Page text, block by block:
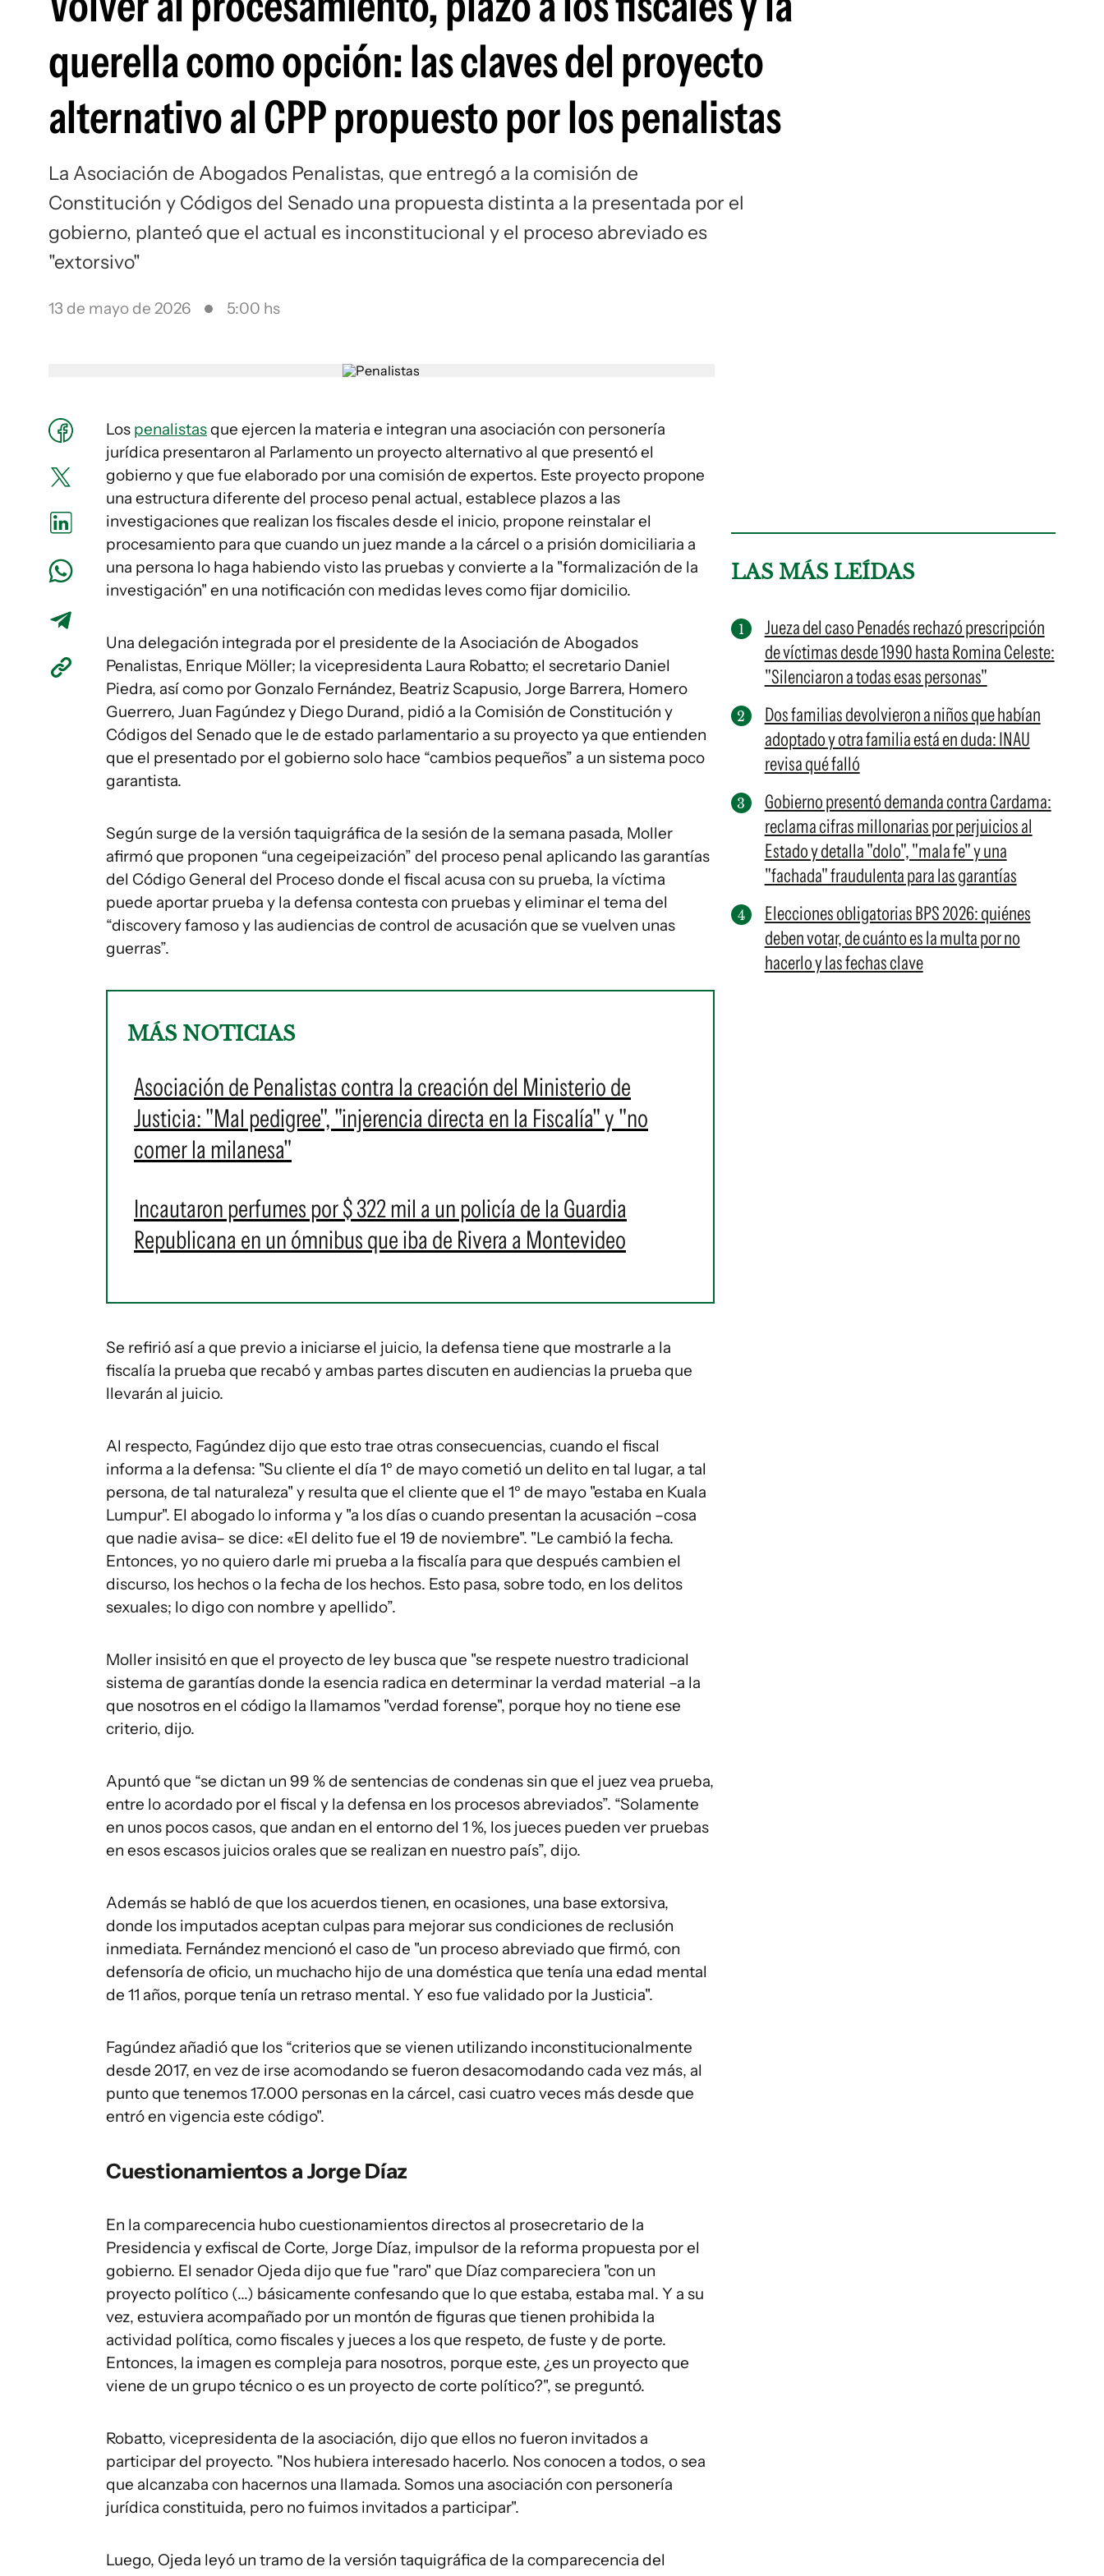
querella como opción: las claves del proyecto
alternativo al CPP propuesto por los penalistas
La Asociación de Abogados Penalistas, que entregó a la comisión de
Constitución y Códigos del Senado una propuesta distinta a la presentada por el
gobierno, planteó que el actual es inconstitucional y el proceso abreviado es
"extorsivo"
13 de mayo de 2026 5:00 hs
Los penalistasque ejercen la materia e integran una asociación con personería
jurídica presentaron al Parlamento un proyecto alternativo al que presentó el
gobierno y que fue elaborado por una comisión de expertos. Este proyecto propone
una estructura diferente del proceso penal actual, establece plazos a las
investigaciones que realizan los fiscales desde el inicio, propone reinstalar el
procesamiento para que cuando un juez mande a la cárcel o a prisión domiciliaria a
una persona lo haga habiendo visto las pruebas y convierte a la "formalización de la
investigación" en una notificación con medidas leves como fijar domicilio.
Una delegación integrada por el presidente de la Asociación de Abogados
Penalistas, Enrique Möller; la vicepresidenta Laura Robatto; el secretario Daniel
Piedra, así como por Gonzalo Fernández, Beatriz Scapusio, Jorge Barrera, Homero
Guerrero, Juan Fagúndez y Diego Durand, pidió a la Comisión de Constitución y
Códigos del Senado que le de estado parlamentario a su proyecto ya que entienden
que el presentado por el gobierno solo hace “cambios pequeños” a un sistema poco
garantista.
Según surge de la versión taquigráfica de la sesión de la semana pasada, Moller
afirmó que proponen “una cegeipeización” del proceso penal aplicando las garantías
del Código General del Proceso donde el fiscal acusa con su prueba, la víctima
puede aportar prueba y la defensa contesta con pruebas y eliminar el tema del
“discovery famoso y las audiencias de control de acusación que se vuelven unas
guerras”.
MÁS NOTICIAS
Asociación de Penalistas contra la creación del Ministerio de
Justicia: "Mal pedigree", "injerencia directa en la Fiscalía" y "no
comer la milanesa"
Incautaron perfumes por $ 322 mil a un policía de la Guardia
Republicana en un ómnibus que iba de Rivera a Montevideo
Se refirió así a que previo a iniciarse el juicio, la defensa tiene que mostrarle a la
fiscalía la prueba que recabó y ambas partes discuten en audiencias la prueba que
llevarán al juicio.
Al respecto, Fagúndez dijo que esto trae otras consecuencias, cuando el fiscal
informa a la defensa: "Su cliente el día 1º de mayo cometió un delito en tal lugar, a tal
persona, de tal naturaleza" y resulta que el cliente que el 1º de mayo "estaba en Kuala
Lumpur". El abogado lo informa y "a los días o cuando presentan la acusación –cosa
que nadie avisa– se dice: «El delito fue el 19 de noviembre". "Le cambió la fecha.
Entonces, yo no quiero darle mi prueba a la fiscalía para que después cambien el
discurso, los hechos o la fecha de los hechos. Esto pasa, sobre todo, en los delitos
sexuales; lo digo con nombre y apellido”.
Moller insisitó en que el proyecto de ley busca que "se respete nuestro tradicional
sistema de garantías donde la esencia radica en determinar la verdad material –a la
que nosotros en el código la llamamos "verdad forense", porque hoy no tiene ese
criterio, dijo.
Apuntó que “se dictan un 99 % de sentencias de condenas sin que el juez vea prueba,
entre lo acordado por el fiscal y la defensa en los procesos abreviados”. “Solamente
en unos pocos casos, que andan en el entorno del 1 %, los jueces pueden ver pruebas
en esos escasos juicios orales que se realizan en nuestro país”, dijo.
Además se habló de que los acuerdos tienen, en ocasiones, una base extorsiva,
donde los imputados aceptan culpas para mejorar sus condiciones de reclusión
inmediata. Fernández mencionó el caso de "un proceso abreviado que firmó, con
defensoría de oficio, un muchacho hijo de una doméstica que tenía una edad mental
de 11 años, porque tenía un retraso mental. Y eso fue validado por la Justicia".
Fagúndez añadió que los “criterios que se vienen utilizando inconstitucionalmente
desde 2017, en vez de irse acomodando se fueron desacomodando cada vez más, al
punto que tenemos 17.000 personas en la cárcel, casi cuatro veces más desde que
entró en vigencia este código".
Cuestionamientos a Jorge Díaz
En la comparecencia hubo cuestionamientos directos al prosecretario de la
Presidencia y exfiscal de Corte, Jorge Díaz, impulsor de la reforma propuesta por el
gobierno. El senador Ojeda dijo que fue "raro" que Díaz compareciera "con un
proyecto político (...) básicamente confesando que lo que estaba, estaba mal. Y a su
vez, estuviera acompañado por un montón de figuras que tienen prohibida la
actividad política, como fiscales y jueces a los que respeto, de fuste y de porte.
Entonces, la imagen es compleja para nosotros, porque este, ¿es un proyecto que
viene de un grupo técnico o es un proyecto de corte político?", se preguntó.
Robatto, vicepresidenta de la asociación, dijo que ellos no fueron invitados a
participar del proyecto. "Nos hubiera interesado hacerlo. Nos conocen a todos, o sea
que alcanzaba con hacernos una llamada. Somos una asociación con personería
jurídica constituida, pero no fuimos invitados a participar".
Luego, Ojeda leyó un tramo de la versión taquigráfica de la comparecencia del
LAS MÁS LEÍDAS
Jueza del caso Penadés rechazó prescripción
de víctimas desde 1990 hasta Romina Celeste:
"Silenciaron a todas esas personas"
Dos familias devolvieron a niños que habían
adoptado y otra familia está en duda: INAU
revisa qué falló
Gobierno presentó demanda contra Cardama:
reclama cifras millonarias por perjuicios al
Estado y detalla "dolo", "mala fe" y una
"fachada" fraudulenta para las garantías
Elecciones obligatorias BPS 2026: quiénes
deben votar, de cuánto es la multa por no
hacerlo y las fechas clave